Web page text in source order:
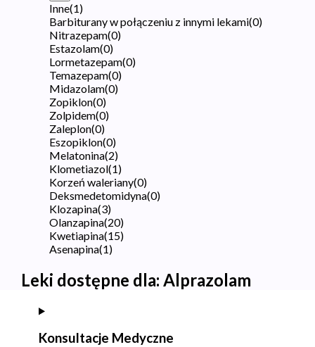
Inne(1)
Barbiturany w połączeniu z innymi lekami(0)
Nitrazepam(0)
Estazolam(0)
Lormetazepam(0)
Temazepam(0)
Midazolam(0)
Zopiklon(0)
Zolpidem(0)
Zaleplon(0)
Eszopiklon(0)
Melatonina(2)
Klometiazol(1)
Korzeń waleriany(0)
Deksmedetomidyna(0)
Klozapina(3)
Olanzapina(20)
Kwetiapina(15)
Asenapina(1)
Leki dostępne dla: Alprazolam
Konsultacje Medyczne